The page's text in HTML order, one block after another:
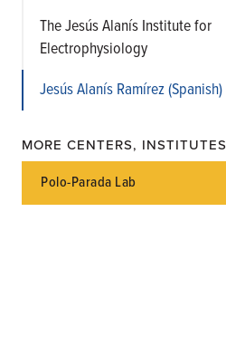
The Jesús Alanís Institute for
Electrophysiology
Jesús Alanís Ramírez (Spanish)
MORE CENTERS,
Polo-Parada Lab